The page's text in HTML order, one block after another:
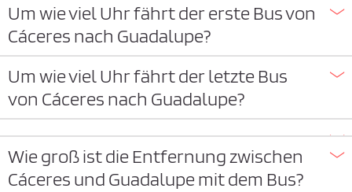
Um wie viel Uhr fährt der erste Bus von
Cáceres nach Guadalupe?
Um wie viel Uhr fährt der letzte Bus
von Cáceres nach Guadalupe?
Wie groß ist die Entfernung zwischen
Cáceres und Guadalupe mit dem Bus?